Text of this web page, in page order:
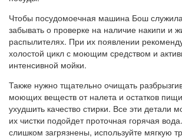
Чтобы посудомоечная машина Бош
забывать о проверке на наличие накипи и
распылителях. При их появлении
холостой цикл с моющим средством и
интенсивной мойки.
Также нужно тщательно очищать
моющих веществ от налета и остатков
ухудшить качество стирки. Все эти детали
их чистки подойдет проточная горячая
слишком загрязнены, используйте мягкую